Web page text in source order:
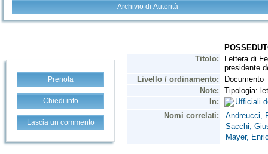
Archivio di Autorità
Prenota
Chiedi info
Lascia un commento